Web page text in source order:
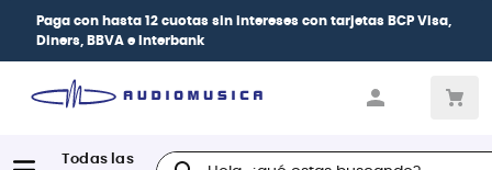
Paga con hasta 12 cuotas sin intereses con tarjetas BCP Visa,
Diners, BBVA e Interbank
Hola, ¿qué estas buscando?